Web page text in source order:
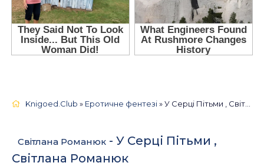
Knigoed.Club » Еротичне фентезі» У Серці Пітьми , Світлана Романюк 📚 - Українською
Світлана Романюк - У Серці Пітьми ,
Світлана Романюк